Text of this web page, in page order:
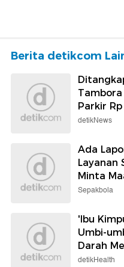
Berita detikcom
Parkir
detikNews
Ada
Layanan
Minta
Sepakbola
'Ibu
Umbi-
Darah
detikHealth